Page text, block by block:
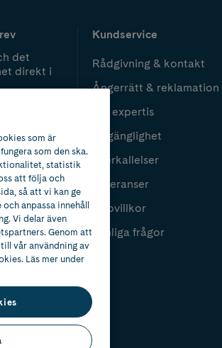
det
direkt i
Kundservice
Rådgivning & kontakt
Ångerrätt & reklamation
Vår expertis
Tillgänglighet
Återkallelser
Leveranser
Köpvillkor
Vanliga frågor
som är
som den ska.
statistik
att följa och
så att vi kan ge
anpassa innehåll
Vi delar även
Genom att
vår användning av
Läs mer under